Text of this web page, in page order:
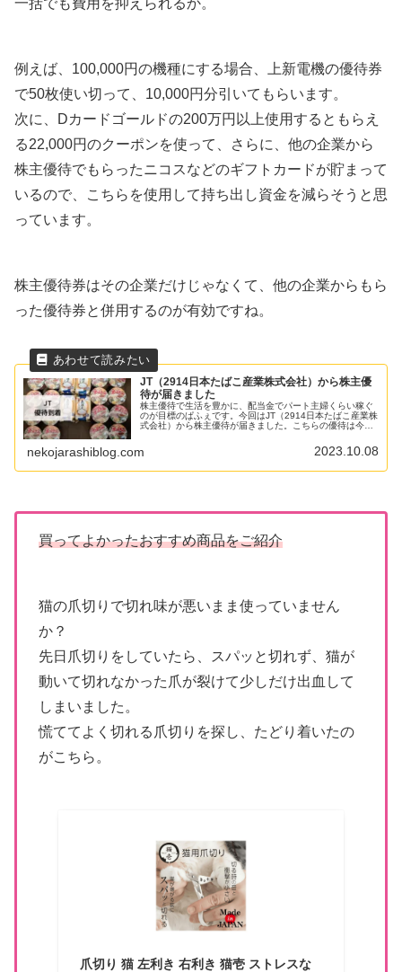
一括でも費用を抑えられるか。
例えば、100,000円の機種にする場合、上新電機の優待券
で50枚使い切って、10,000円分引いてもらいます。
次に、Dカードゴールドの200万円以上使用するともらえ
る22,000円のクーポンを使って、さらに、他の企業から
株主優待でもらったニコスなどのギフトカードが貯まって
いるので、こちらを使用して持ち出し資金を減らそうと思
っています。
株主優待券はその企業だけじゃなくて、他の企業からもら
った優待券と併用するのが有効ですね。
JT（2914日本たばこ産業株式会社）から株主優
待が届きました
株主優待で生活を豊かに、配当金でパート主婦くらい稼ぐ
のが目標のぱふぇです。今回はJT（2914日本たばこ産業株
式会社）から株主優待が届きました。こちらの優待は今回
nekojarashiblog.com 2023.10.08
買ってよかったおすすめ商品をご紹介
猫の爪切りで切れ味が悪いまま使っていません
か？
先日爪切りをしていたら、スパッと切れず、猫が
動いて切れなかった爪が裂けて少しだけ出血して
しまいました。
慌ててよく切れる爪切りを探し、たどり着いたの
がこちら。
爪切り 猫 左利き 右利き 猫壱 ストレスな